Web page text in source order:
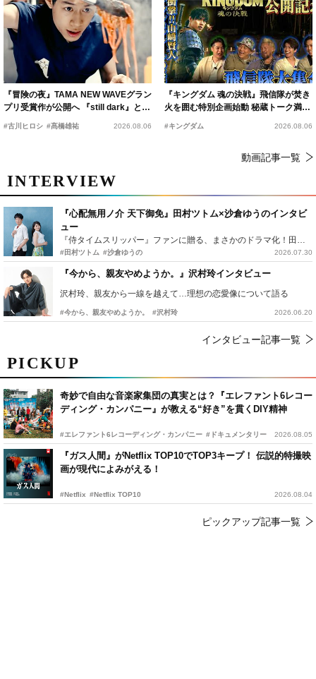
PICKUP
奇妙で自由な音楽家集団の真実とは？『エレファント6レコー
ディング・カンパニー』が教える“好き”を貫くDIY精神
#エレファント6レコーディング・カンパニー #ドキュメンタリー 2026.08.05
『ガス人間』がNetflix TOP10でTOP3キープ！ 伝説的特撮映
画が現代によみがえる！
#Netflix #Netflix TOP10 2026.08.04
ピックアップ記事一覧
『冒険の夜』TAMA NEW WAVEグラン
プリ受賞作が公開へ 『still dark』と同
時上映決定
#古川ヒロシ #髙橋雄祐 2026.08.06
『キングダム 魂の決戦』飛信隊が焚き
火を囲む特別企画始動 秘蔵トーク満載
の“キングダムキャンプ”開催
#キングダム 2026.08.06
動画記事一覧
INTERVIEW
『心配無用ノ介 天下御免』田村ツトム×沙倉ゆうのインタビ
ュー
『侍タイムスリッパー』ファンに贈る、まさかのドラマ化！田村ツトム×沙倉ゆうのが語る『心配無用ノ介』撮影秘話
#田村ツトム #沙倉ゆうの 2026.07.30
『今から、親友やめようか。』沢村玲インタビュー
沢村玲、親友から一線を越えて…理想の恋愛像について語る
#今から、親友やめようか。 #沢村玲 2026.06.20
インタビュー記事一覧